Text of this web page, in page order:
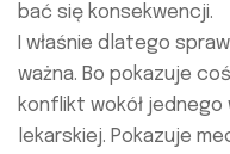
bać się konsekwencji.
I właśnie dlatego
ważna. Bo pokazuje
konflikt wokół
lekarskiej. Pokazuje